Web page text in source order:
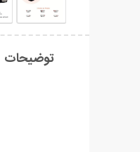
توضیحات